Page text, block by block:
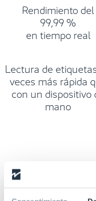
Rendimiento del
99,99 %
en tiempo real
Lectura de
veces más rápida
con un dispositivo
mano